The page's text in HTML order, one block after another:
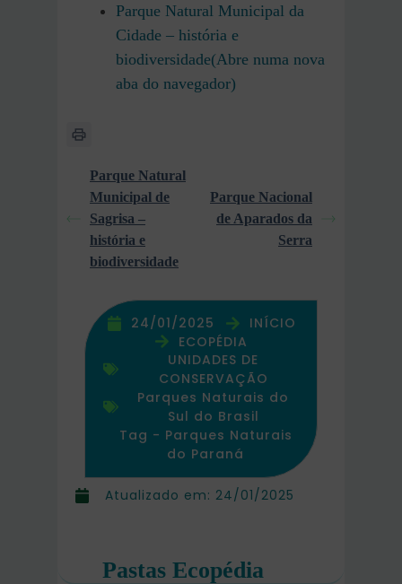
Atualizado em: 24/01/2025
Parque Natural Municipal da
Cidade – história e
biodiversidade(Abre numa nova
aba do navegador)
Parque Natural
Municipal de
Sagrisa –
história e
biodiversidade
Parque Nacional
de Aparados da
Serra
24/01/2025
INÍCIO
ECOPÉDIA
UNIDADES DE
CONSERVAÇÃO
Parques Naturais do
Sul do Brasil
Tag - Parques Naturais
do Paraná
Pastas Ecopédia